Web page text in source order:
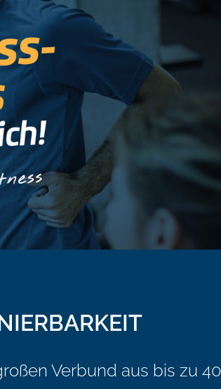
Verbund aus bis zu